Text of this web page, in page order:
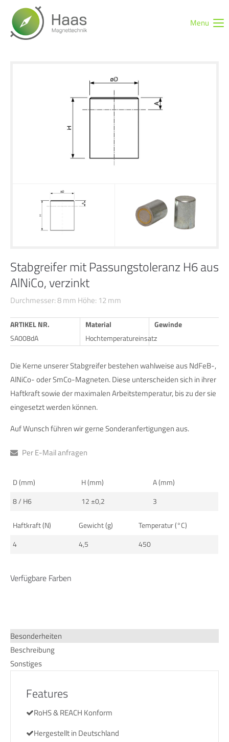
Login
Anmelden
Support
Lorem ipsum dolor sit amet:
24h/ 365days
Mon - Fri 8:00am - 5:00pm(GMT +1)
Get in touch
Cybersteel Inc.
376-293 City Road, Suite 600
San Francisco, CA 94102
+44 1234 567 890
Drop us a line
Aenean commodo ligula eget dolor. Aenean massa. Cum
sociis natoque penatibus et magnis dis parturient montes,
Menu
Stabgreifer mit Passungstoleranz H6 aus
AlNiCo, verzinkt
Durchmesser: 8 mm Höhe: 12 mm
ARTIKEL NR.
SA008dA
Material
Hochtemperatureinsatz
Gewinde
Die Kerne unserer Stabgreifer bestehen wahlweise aus NdFeB-,
AlNiCo- oder SmCo-Magneten. Diese unterscheiden sich in ihrer
Haftkraft sowie der maximalen Arbeitstemperatur, bis zu der sie
eingesetzt werden können.
Auf Wunsch führen wir gerne Sonderanfertigungen aus.
Per E-Mail anfragen
D (mm) H (mm)
A (mm)
8 / H6
12 ±0,2 3
Haftkraft (N) Gewicht (g)
Temperatur (°C)
4
4,5 450
Verfügbare Farben
Besonderheiten
Beschreibung
Sonstiges
Features
RoHS & REACH Konform
Hergestellt in Deutschland